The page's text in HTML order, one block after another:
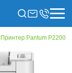
Pantum P2200